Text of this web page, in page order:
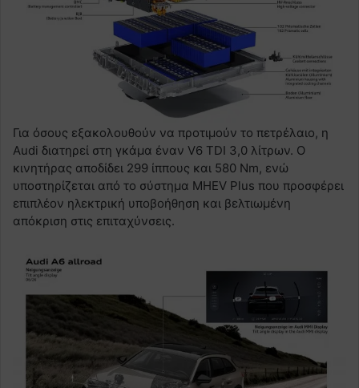
Για όσους εξακολουθούν να προτιμούν το πετρέλαιο, η
Audi διατηρεί στη γκάμα έναν V6 TDI 3,0 λίτρων. Ο
κινητήρας αποδίδει 299 ίππους και 580 Nm, ενώ
υποστηρίζεται από το σύστημα MHEV Plus που προσφέρει
επιπλέον ηλεκτρική υποβοήθηση και βελτιωμένη
απόκριση στις επιταχύνσεις.